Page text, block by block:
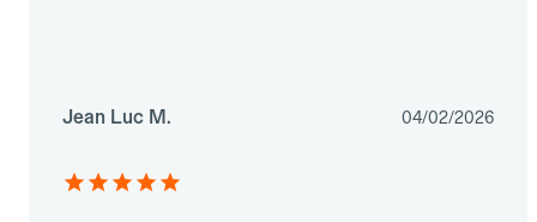
Jean Luc M. 04/02/2026